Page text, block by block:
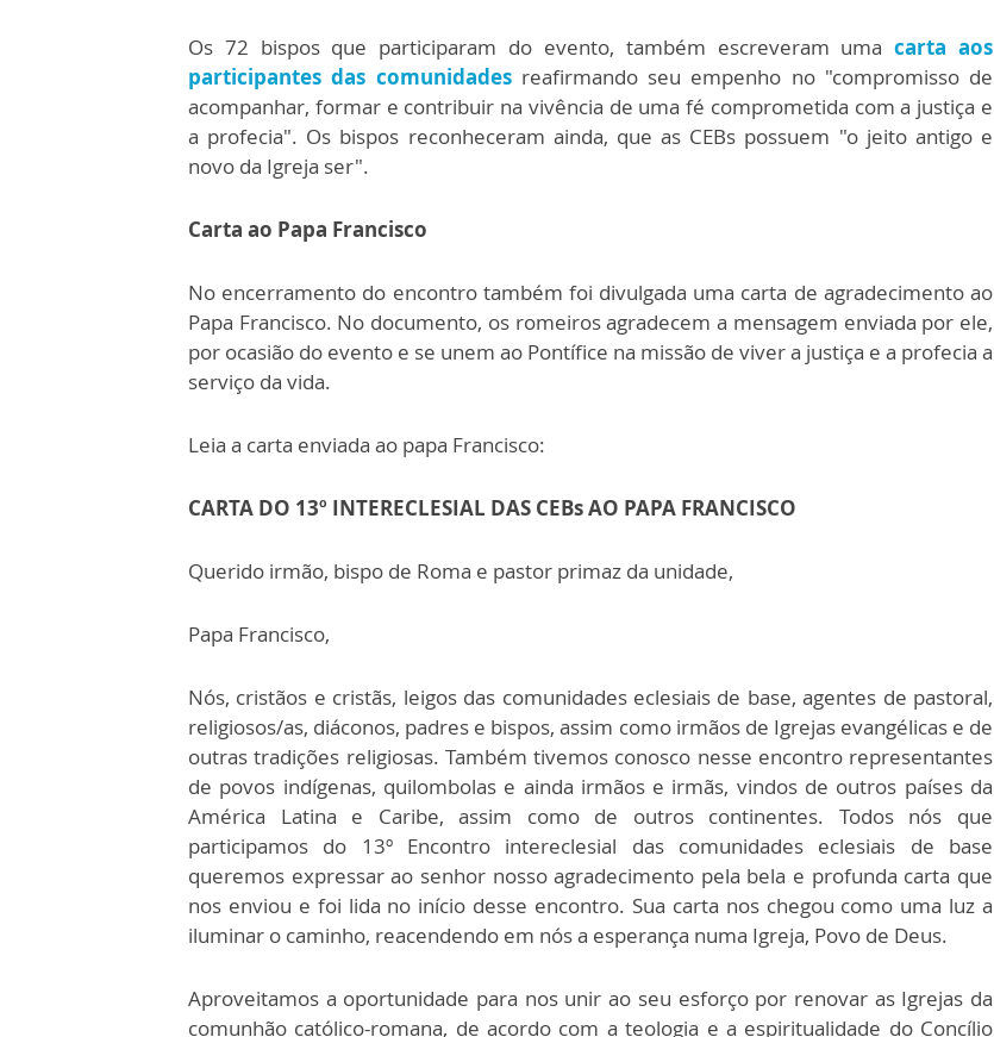
Os 72 bispos que participaram do evento, também escreveram uma carta aos
participantes das comunidadesreafirmando seu empenho no "compromisso de
acompanhar, formar e contribuir na vivência de uma fé comprometida com a justiça e
a profecia". Os bispos reconheceram ainda, que as CEBs possuem "o jeito antigo e
novo da Igreja ser".
Carta ao Papa Francisco
No encerramento do encontro também foi divulgada uma carta de agradecimento ao
Papa Francisco. No documento, os romeiros agradecem a mensagem enviada por ele,
por ocasião do evento e se unem ao Pontífice na missão de viver a justiça e a profecia a
serviço da vida.
Leia a carta enviada ao papa Francisco:
CARTA DO 13º INTERECLESIAL DAS CEBs AO PAPA FRANCISCO
Querido irmão, bispo de Roma e pastor primaz da unidade,
Papa Francisco,
Nós, cristãos e cristãs, leigos das comunidades eclesiais de base, agentes de pastoral,
religiosos/as, diáconos, padres e bispos, assim como irmãos de Igrejas evangélicas e de
outras tradições religiosas. Também tivemos conosco nesse encontro representantes
de povos indígenas, quilombolas e ainda irmãos e irmãs, vindos de outros países da
América Latina e Caribe, assim como de outros continentes. Todos nós que
participamos do 13º Encontro intereclesial das comunidades eclesiais de base
queremos expressar ao senhor nosso agradecimento pela bela e profunda carta que
nos enviou e foi lida no início desse encontro. Sua carta nos chegou como uma luz a
iluminar o caminho, reacendendo em nós a esperança numa Igreja, Povo de Deus.
Aproveitamos a oportunidade para nos unir ao seu esforço por renovar as Igrejas da
comunhão católico-romana, de acordo com a teologia e a espiritualidade do Concílio